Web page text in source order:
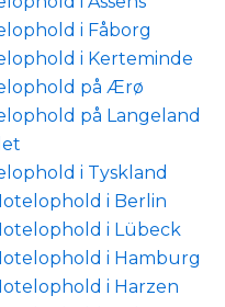
i Fåborg
i Kerteminde
på Ærø
på Langeland
i Tyskland
i Berlin
i Lübeck
i Hamburg
i Harzen